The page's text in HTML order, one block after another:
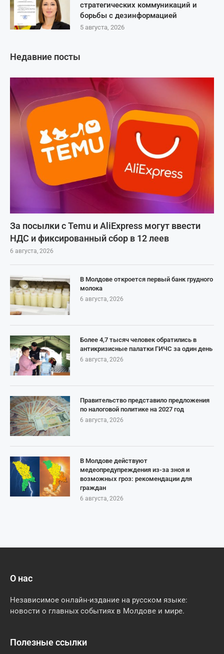
стратегических коммуникаций и
борьбы с дезинформацией
5 августа, 2026
Недавние посты
За посылки с Temu и AliExpress могут ввести
НДС и фиксированный сбор в 12 леев
6 августа, 2026
В Молдове откроется первый банк грудного
молока
6 августа, 2026
Более 4,7 тысяч человек обратились в
антикризисные палатки ГИЧС за один день
6 августа, 2026
Правительство представило предложения
по налоговой политике на 2027 год
6 августа, 2026
В Молдове действуют
медеопредупреждения из-за зноя и
возможных гроз: рекомендации для
граждан
6 августа, 2026
О нас
Независимое онлайн-издание на русском языке:
новости о главных событиях в Молдове и мире.
Полезные ссылки